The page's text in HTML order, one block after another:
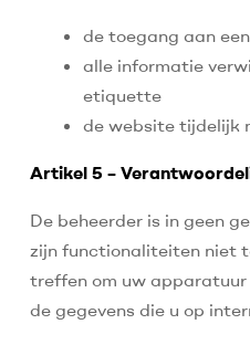
de toegang aan
alle informatie
etiquette
de website tijdelijk
Artikel 5 –
De beheerder is in geen
zijn functionaliteiten niet
treffen om uw apparatuur
de gegevens die u op